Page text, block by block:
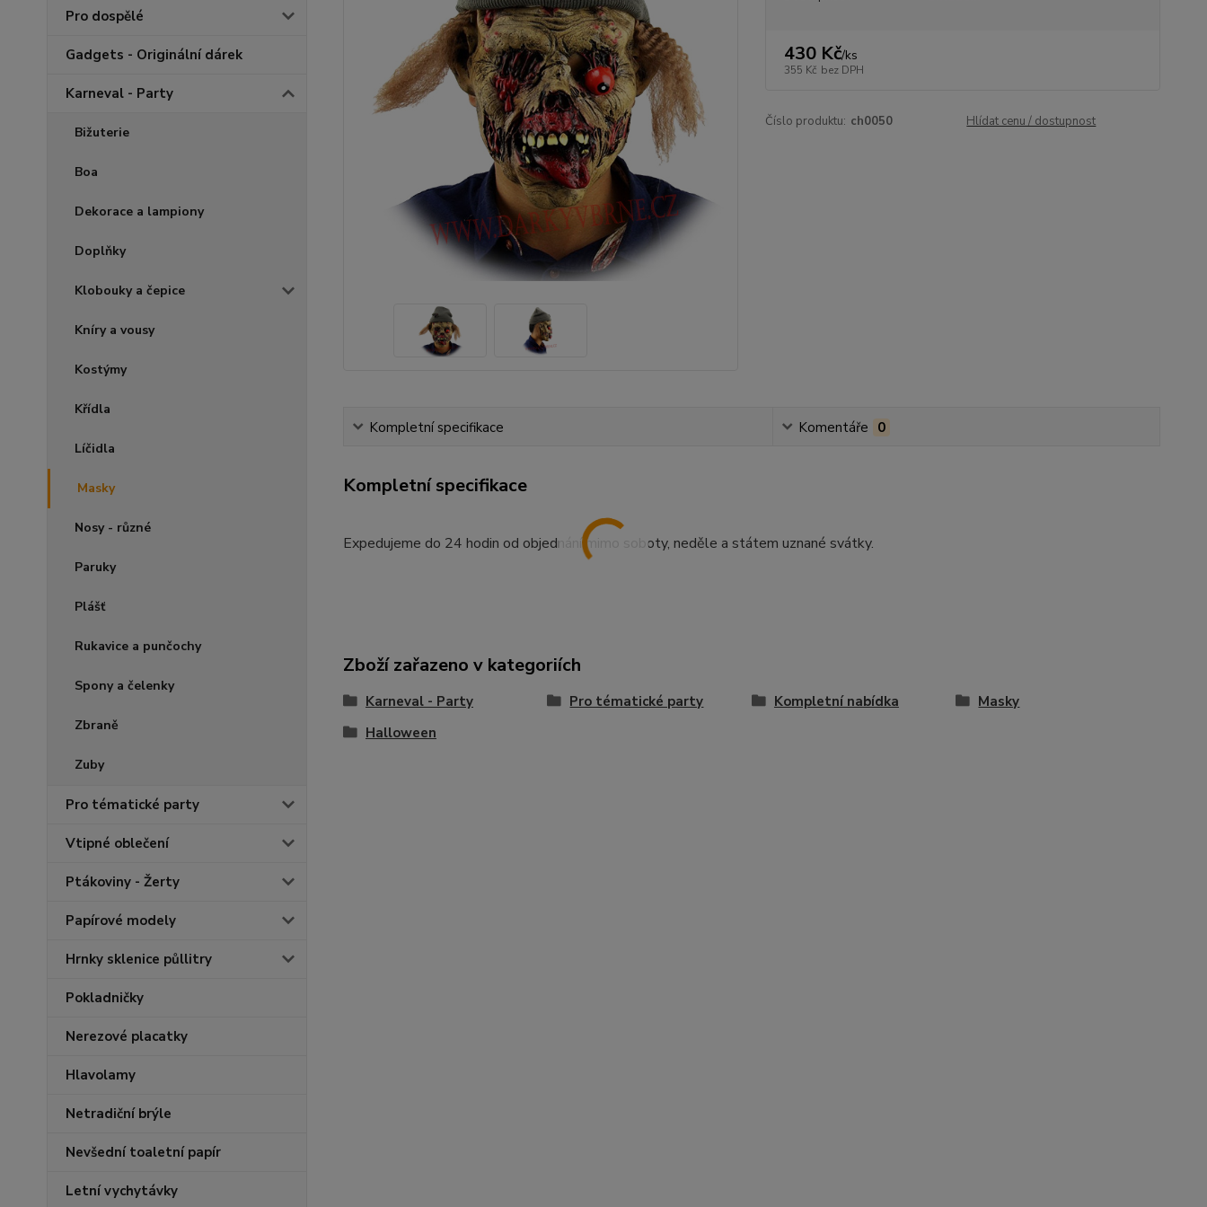
Pro dospělé
Gadgets - Originální dárek
Karneval - Party
Bižuterie
Boa
Dekorace a lampiony
Doplňky
Klobouky a čepice
Kníry a vousy
Kostýmy
Křídla
Líčidla
Masky
Nosy - různé
Paruky
Plášť
Rukavice a punčochy
Spony a čelenky
Zbraně
Zuby
Pro tématické party
Vtipné oblečení
Ptákoviny - Žerty
Papírové modely
Hrnky sklenice půllitry
Pokladničky
Nerezové placatky
Hlavolamy
Netradiční brýle
Nevšední toaletní papír
Letní vychytávky
430 Kč/ks
355 Kč bez DPH
Číslo produktu: ch0050 Hlídat cenu / dostupnost
Kompletní specifikace Komentáře 0
Kompletní specifikace
Expedujeme do 24 hodin od objednání mimo soboty, neděle a státem uznané svátky.
Zboží zařazeno v kategoriích
Karneval - Party Pro tématické party Kompletní nabídka
Masky
Halloween